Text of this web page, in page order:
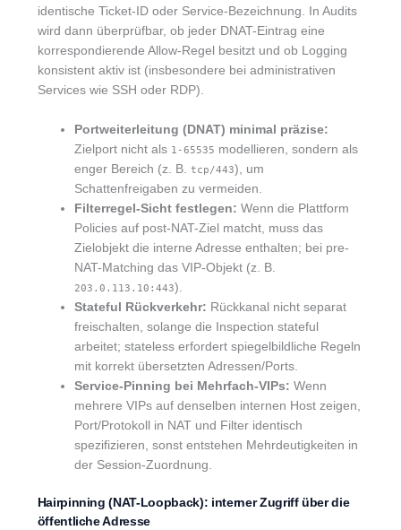
identische Ticket-ID oder Service-Bezeichnung. In Audits
wird dann überprüfbar, ob jeder DNAT-Eintrag eine
korrespondierende Allow-Regel besitzt und ob Logging
konsistent aktiv ist (insbesondere bei administrativen
Services wie SSH oder RDP).
Portweiterleitung (DNAT) minimal präzise:
Zielport nicht als 1-65535 modellieren, sondern als
enger Bereich (z. B.
tcp/443), um
Schattenfreigaben zu vermeiden.
Filterregel-Sicht festlegen: Wenn die Plattform
Policies auf post-NAT-Ziel matcht, muss das
Zielobjekt die interne Adresse enthalten; bei pre-
NAT-Matching das VIP-Objekt (z. B.
203.0.113.10:443).
Stateful Rückverkehr: Rückkanal nicht separat
freischalten, solange die Inspection stateful
arbeitet; stateless erfordert spiegelbildliche Regeln
mit korrekt übersetzten Adressen/Ports.
Service-Pinning bei Mehrfach-VIPs: Wenn
mehrere VIPs auf denselben internen Host zeigen,
Port/Protokoll in NAT und Filter identisch
spezifizieren, sonst entstehen Mehrdeutigkeiten in
der Session-Zuordnung.
Hairpinning (NAT-Loopback): interner Zugriff über die
öffentliche Adresse